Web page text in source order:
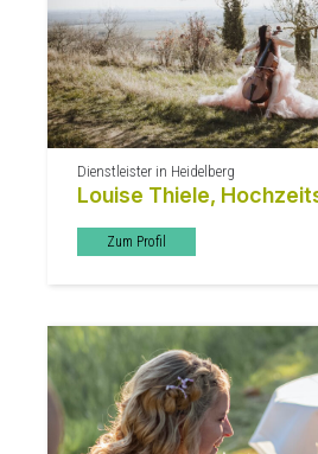
Dienstleister in Heidelberg
Louise Thiele,
Zum Profil